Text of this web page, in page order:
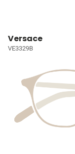
Versace
VE3329B